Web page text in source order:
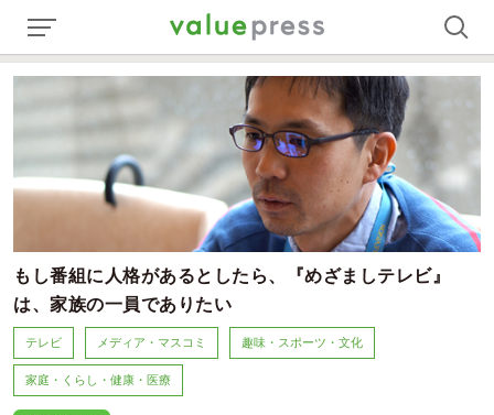
もし番組に人格があるとしたら、『めざましテレビ』
は、家族の一員でありたい
テレビ メディア・マスコミ 趣味・スポーツ・文化
家庭・くらし・健康・医療